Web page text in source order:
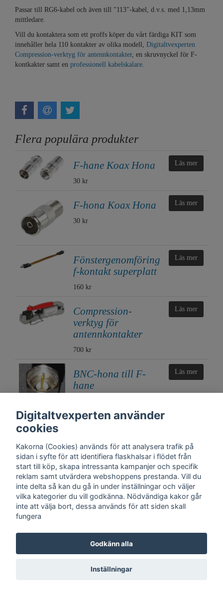
Passar till RG6-kabel och även till "113"-kabel, d.v.s. med 1,13mm
mittledare.
Vill du kontaktera som ett proffs köper du vårt färdiga KIT som
innehåller hela 110 kontakter av olika modell, Digitaltvexperten
Compression-verktyg för antennkontakter, en skruvnyckel för F-
kontkakter samt en professionell kabelskalare
Flera populära produkter
F-hane Koax Hona
30 kr
Läs mer
F-hona Koax Hona
30 kr
Läs mer
Fönstergenomföring
f-kontakt superplatt
160 kr
Läs mer
Compression-
verktyg för
antennkontakter
700 kr
Läs mer
BNC-hona till F-
hane
Läs mer
Kontakt Trygghet Cookies Support Köpinfo Om oss English
Köpvillkor, Digitaltvexperten.se
Digitaltvexperten använder
cookies
Kakorna (Cookies) används för att analysera trafik på
sidan i syfte för att identifiera flaskhalsar i flödet från
start till köp, skapa intressanta kampanjer och specifik
reklam samt utvärdera webshoppens prestanda. Vill du
inte delta så kan du gå in under inställningar och väljer
vilka kategorier du vill godkänna. Nödvändiga kakor går
inte att välja bort, dessa används för att siden skall
fungera
Godkänn alla
Inställningar